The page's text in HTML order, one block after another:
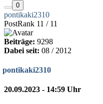
0
pontikaki2310
PostRank 11 / 11
Beiträge: 9298
Dabei seit: 08 / 2012
pontikaki2310
20.09.2023 - 14:59 Uhr